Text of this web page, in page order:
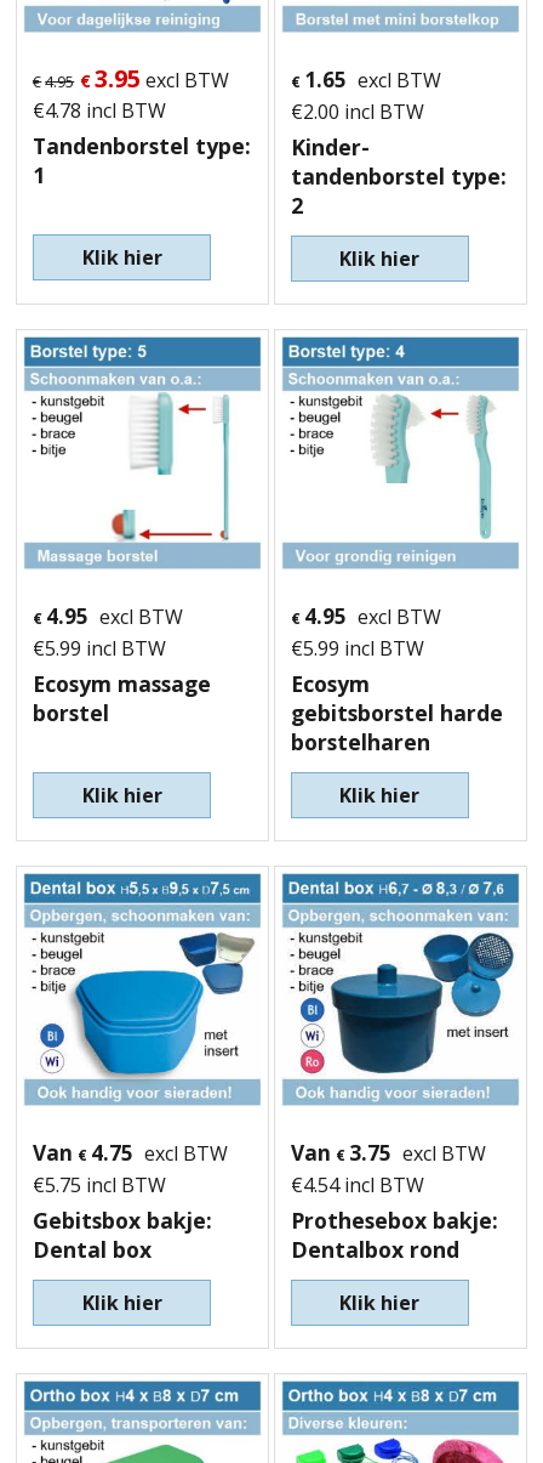
€4.95 €3.95 excl BTW
€4.78 incl BTW
Tandenborstel type:
1
Klik hier
€ 1.65 excl BTW
€2.00 incl BTW
Kinder-
tandenborstel type:
2
Klik hier
€ 4.95 excl BTW
€5.99 incl BTW
Ecosym massage
borstel
Klik hier
€ 4.95 excl BTW
€5.99 incl BTW
Ecosym
gebitsborstel harde
borstelharen
Klik hier
Van € 4.75 excl BTW
€5.75 incl BTW
Gebitsbox bakje:
Dental box
Klik hier
Van € 3.75 excl BTW
€4.54 incl BTW
Prothesebox bakje:
Dentalbox rond
Klik hier